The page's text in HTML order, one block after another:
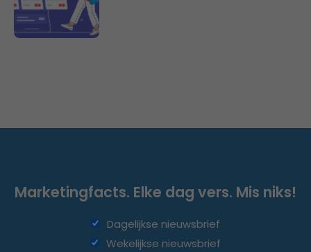
Marketingfacts. Elke dag vers. Mis niks!
Dagelijkse nieuwsbrief
Wekelijkse nieuwsbrief